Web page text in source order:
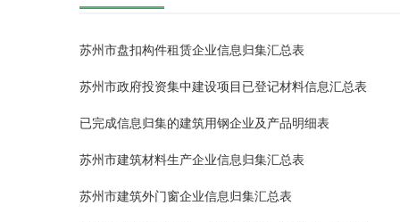
苏州市盘扣构件租赁企业信息归集汇总表
苏州市政府投资集中建设项目已登记材料信息汇总表
已完成信息归集的建筑用钢企业及产品明细表
苏州市建筑材料生产企业信息归集汇总表
苏州市建筑外门窗企业信息归集汇总表